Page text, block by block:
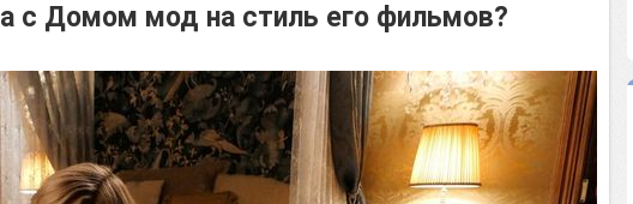
с Домом мод на стиль его фильмов?